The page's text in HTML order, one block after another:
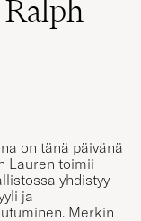
on tänä päivänä
Lauren toimii
yhdistyy
ja